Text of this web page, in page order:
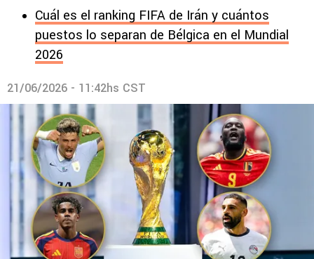
Cuál es el ranking FIFA de Irán y cuántos
puestos lo separan de Bélgica en el Mundial
2026
21/06/2026 - 11:42hs CST